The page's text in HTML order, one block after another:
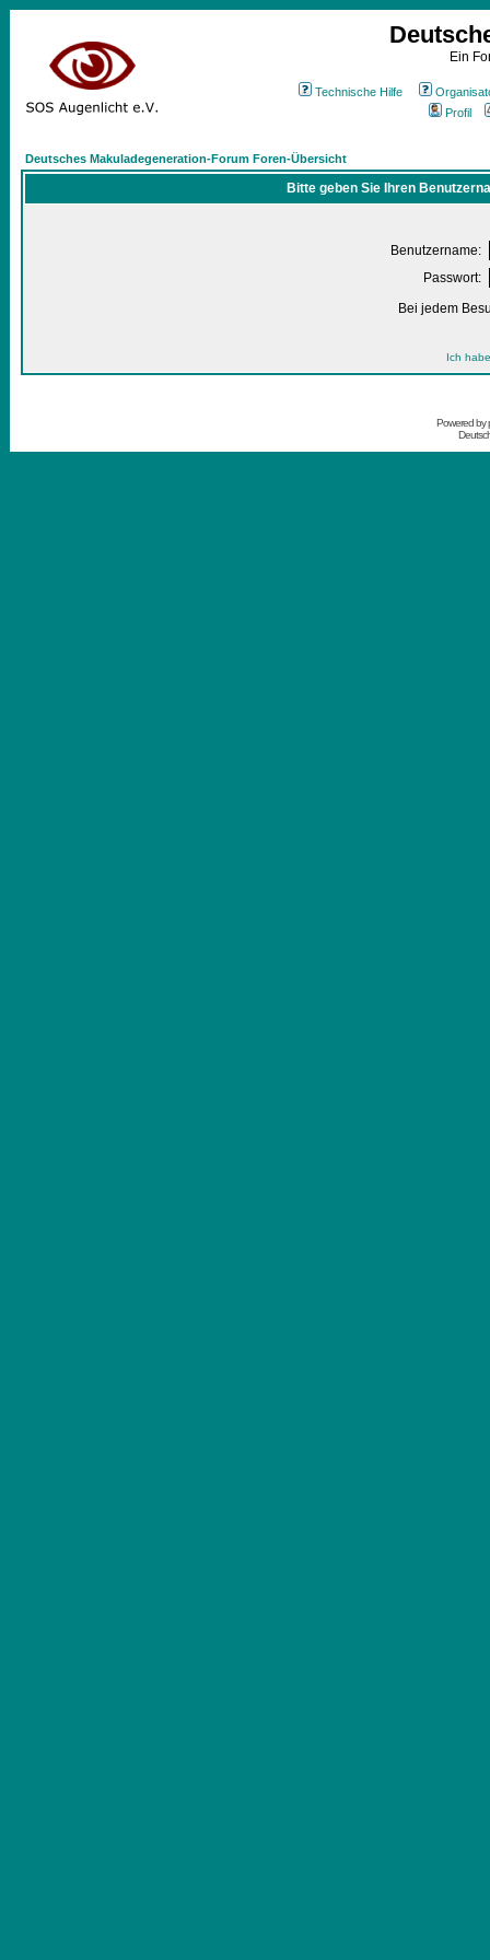
Ein
Technische Hilfe
Profil
Deutsches Makuladegeneration-Forum Foren-Übersicht
Bitte geben Sie Ihren
Benutzername:
Passwort:
Bei jedem
Ich
Powered by